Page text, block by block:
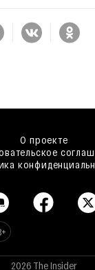
О проекте
2026 The Insider